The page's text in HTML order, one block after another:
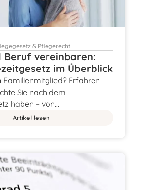
& Pflegerecht
Beruf vereinbaren:
im Überblick
Familienmitglied? Erfahren
Sie nach dem
haben – von…
Artikel lesen